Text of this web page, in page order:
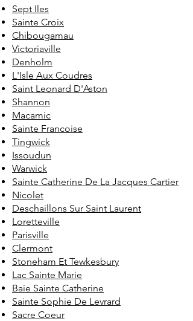
Sept Iles
Sainte Croix
Chibougamau
Victoriaville
Denholm
L'Isle Aux Coudres
Saint Leonard D'Aston
Shannon
Macamic
Sainte Francoise
Tingwick
Issoudun
Warwick
Sainte Catherine De La Jacques Cartier
Nicolet
Deschaillons Sur Saint Laurent
Loretteville
Parisville
Clermont
Stoneham Et Tewkesbury
Lac Sainte Marie
Baie Sainte Catherine
Sainte Sophie De Levrard
Sacre Coeur